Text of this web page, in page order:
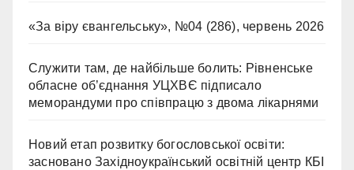
«За віру євангельську», №04 (286), червень 2026
Служити там, де найбільше болить: Рівненське
обласне об’єднання УЦХВЄ підписало
меморандуми про співпрацю з двома лікарнями
Новий етап розвитку богословської освіти:
засновано Західноукраїнський освітній центр КБІ